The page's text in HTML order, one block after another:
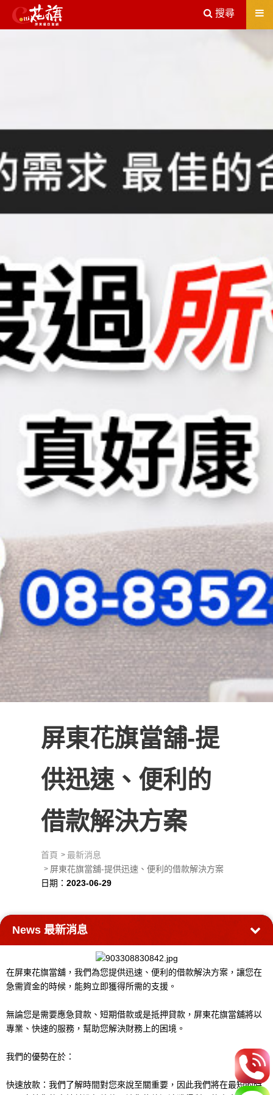
屏東機車借款解決您所有的借貸疑慮，完全了解、滿意再貸！
送出
搜尋
屏東花旗當舖-提
供迅速、便利的
借款解決方案
首頁
最新消息
屏東花旗當舖-提供迅速、便利的借款解決方案
日期：2023-06-29
News 最新消息
在屏東花旗當舖，我們為您提供迅速、便利的借款解決方案，讓您在
急需資金的時候，能夠立即獲得所需的支援。
無論您是需要應急貸款、短期借款或是抵押貸款，屏東花旗當舖將以
專業、快速的服務，幫助您解決財務上的困境。
我們的優勢在於：
快速放款：我們了解時間對您來說至關重要，因此我們將在最短的時